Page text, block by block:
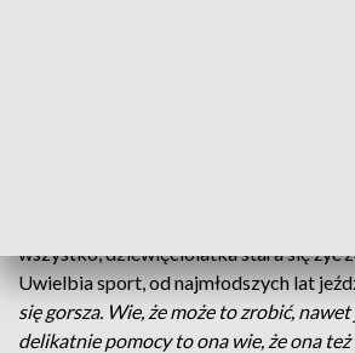
wszystko, dziewięciolatka stara się żyć
Uwielbia sport, od najmłodszych lat
się gorsza. Wie, że może to zrobić,
delikatnie pomocy to ona wie, że ona